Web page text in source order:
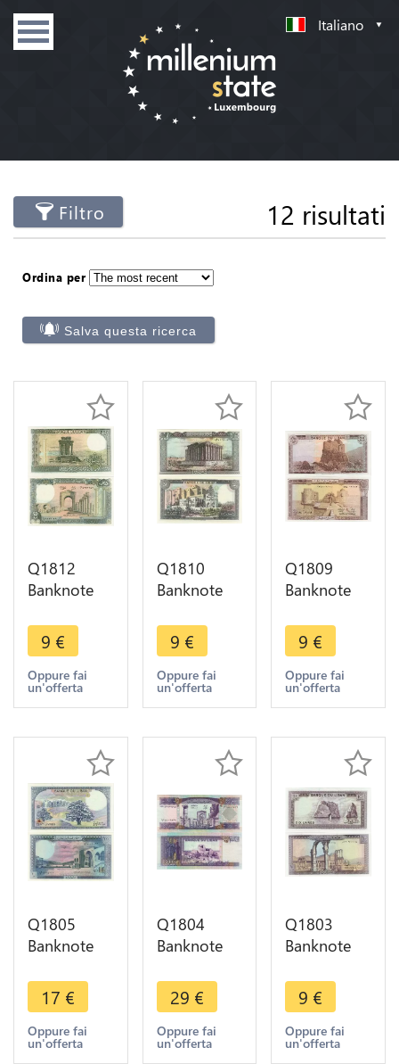
Italiano
Filtro 12 risultati
Ordina per
Salva questa ricerca
Q1812
Banknote
Liban 250
Livres 1988
UNC ->
Make offer
9 €
Oppure fai
un'offerta
Q1810
Banknote
Liban50
Livres
Temple
Bacchus
> Make
9 €
Oppure fai
un'offerta
Q1809
Banknote
Liban25
Livres
Forteresse
Saida 1983
Make offer
9 €
Oppure fai
un'offerta
Q1805
Banknote
Liban 100
Livres 1988
UNC ->
Make offer
17 €
Oppure fai
un'offerta
Q1804
Banknote
Liban
10000
Livres 1993
UNC ->
29 €
Oppure fai
un'offerta
Q1803
Banknote
Liban10
Livres
Ruines
Anjar 1982
9 €
Oppure fai
un'offerta